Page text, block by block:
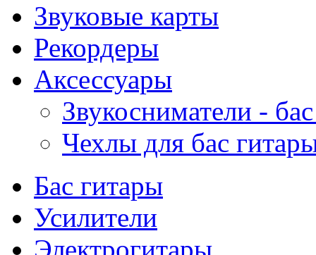
Звуковые карты
Рекордеры
Аксессуары
Звукосниматели -
Чехлы для бас
Бас гитары
Усилители